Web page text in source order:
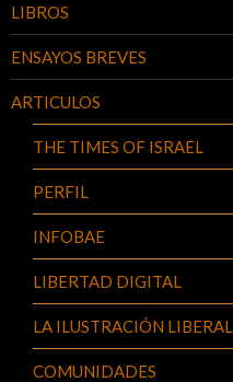
LIBROS
ENSAYOS BREVES
ARTICULOS
THE TIMES OF ISRAEL
PERFIL
INFOBAE
LIBERTAD DIGITAL
LA ILUSTRACIÓN LIBERAL
COMUNIDADES